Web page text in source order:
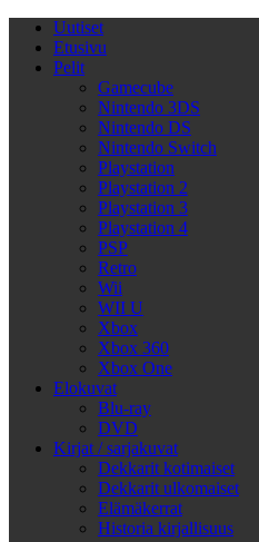
Uutiset
Etusivu
Pelit
Gamecube
Nintendo 3DS
Nintendo DS
Nintendo Switch
Playstation
Playstation 2
Playstation 3
Playstation 4
PSP
Retro
Wii
WII U
Xbox
Xbox 360
Xbox One
Elokuvat
Blu-ray
DVD
Kirjat / sarjakuvat
Dekkarit kotimaiset
Dekkarit ulkomaiset
Elämäkerrat
Historia kirjallisuus